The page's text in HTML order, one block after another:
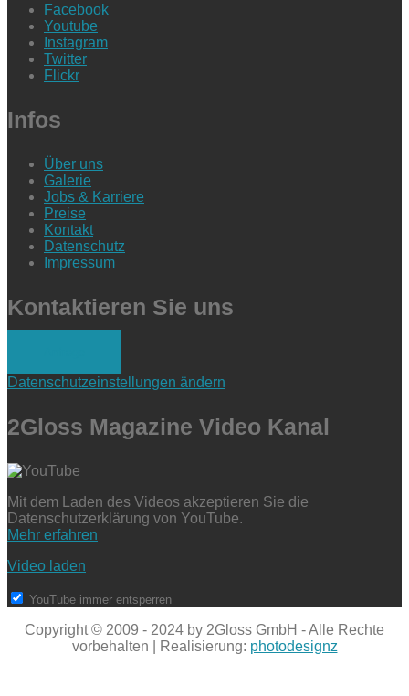
Facebook
Youtube
Instagram
Twitter
Flickr
Infos
Über uns
Galerie
Jobs & Karriere
Preise
Kontakt
Datenschutz
Impressum
Kontaktieren Sie uns
Datenschutzeinstellungen ändern
2Gloss Magazine Video Kanal
Mit dem Laden des Videos akzeptieren Sie die
Datenschutzerklärung von YouTube.
Mehr erfahren
Video laden
YouTube immer entsperren
Copyright © 2009 - 2024 by 2Gloss GmbH - Alle Rechte
vorbehalten | Realisierung: photodesignz